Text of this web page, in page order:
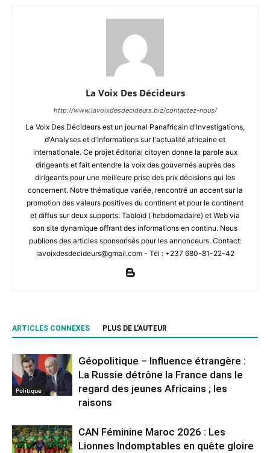
La Voix Des Décideurs
http://www.lavoixdesdecideurs.biz/contactez-nous/
La Voix Des Décideurs est un journal Panafricain d'Investigations,
d'Analyses et d'Informations sur l'actualité africaine et
internationale. Ce projet éditorial citoyen donne la parole aux
dirigeants et fait entendre la voix des gouvernés auprès des
dirigeants pour une meilleure prise des prix décisions qui les
concernent. Notre thématique variée, rencontré un accent sur la
promotion des valeurs positives du continent et pour le continent
et diffus sur deux supports: Tabloïd ( hebdomadaire) et Web via
son site dynamique offrant des informations en continu. Nous
publions des articles sponsorisés pour les annonceurs. Contact:
lavoixdesdecideurs@gmail.com - Tél : +237 680-81-22-42
ARTICLES CONNEXES PLUS DE L'AUTEUR
Politique
Géopolitique – Influence étrangère :
La Russie détrône la France dans le
regard des jeunes Africains ; les
raisons
CAN Féminine Maroc 2026 : Les
Lionnes Indomptables en quête gloire